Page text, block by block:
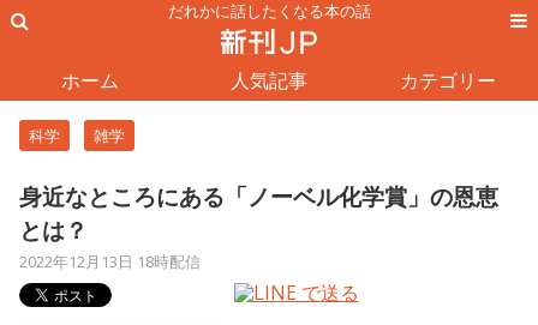
だれかに話したくなる本の話
ホーム 人気記事 カテゴリー
科学 雑学
身近なところにある「ノーベル化学賞」の恩恵
とは？
2022年12月13日 18時配信